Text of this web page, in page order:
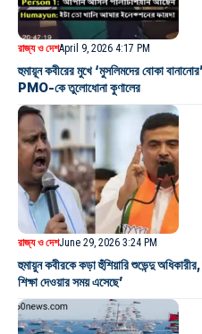
রাজ্য ও দেশApril 9, 2026 4:17 PM
হুমায়ূন কবীরের মুখে ‘মুসলিমদের বোকা
PMO-কে তুলোধোনা কুণালের
রাজ্য ও দেশJune 29, 2026 3:24 PM
হুমায়ুন কবীরকে কড়া হুঁশিয়ারি শুভেন্দু
শিক্ষা দেওয়ার সময় এসেছে’